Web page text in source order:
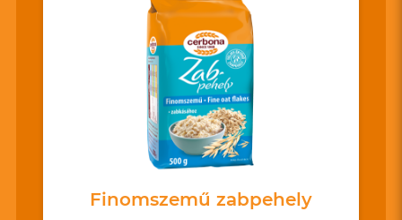
Finomszemű zabpehely